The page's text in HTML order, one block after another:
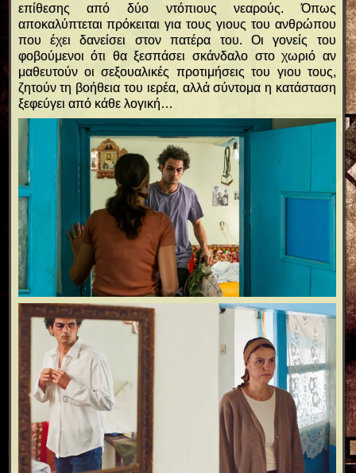
επίθεσης από δύο ντόπιους νεαρούς. Όπως
αποκαλύπτεται πρόκειται για τους γιους του ανθρώπου
που έχει δανείσει στον πατέρα του. Οι γονείς του
φοβούμενοι ότι θα ξεσπάσει σκάνδαλο στο χωριό αν
μαθευτούν οι σεξουαλικές προτιμήσεις του γιου τους,
ζητούν τη βοήθεια του ιερέα, αλλά σύντομα η κατάσταση
ξεφεύγει από κάθε λογική…